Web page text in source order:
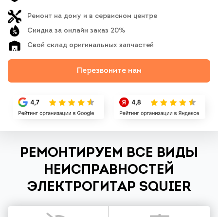
Ремонт на дому и в сервисном центре
Скидка за онлайн заказ 20%
Свой склад оригинальных запчастей
Перезвоните нам
РЕМОНТИРУЕМ ВСЕ ВИДЫ
НЕИСПРАВНОСТЕЙ
ЭЛЕКТРОГИТАР SQUIER